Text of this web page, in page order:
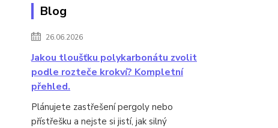
Blog
26.06.2026
Jakou tloušťku polykarbonátu zvolit
podle rozteče krokví? Kompletní
přehled.
Plánujete zastřešení pergoly nebo
přístřešku a nejste si jistí, jak silný